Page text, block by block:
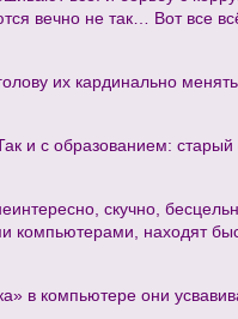
вечно не так… Вот все
их кардинально
и с образованием:
скучно,
компьютерами, находят
в компьютере они